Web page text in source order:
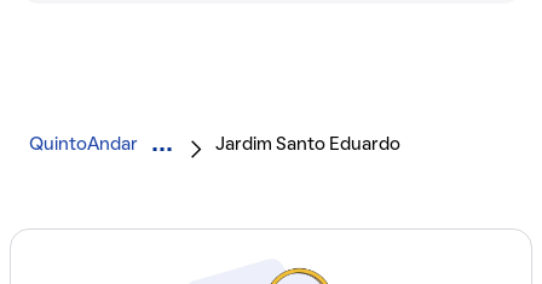
QuintoAndar Jardim Santo Eduardo